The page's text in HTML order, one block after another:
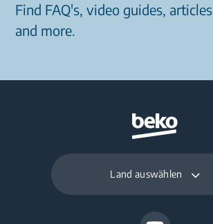
Find FAQ's, video guides, articles
and more.
Land auswählen